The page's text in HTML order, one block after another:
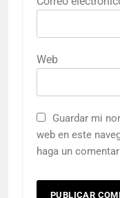
Web
Guardar mi
web en este
haga un